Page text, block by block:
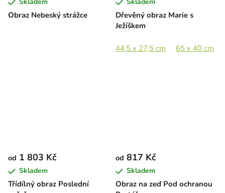
Obraz Nebeský strážce
Dřevěný obraz Marie s
Ježíškem
44,5 x 27,5 cm 65 x 40 cm
Třídílný obraz Poslední
od 1 803 Kč
Skladem
Obraz na zeď Pod ochranou
od 817 Kč
Skladem